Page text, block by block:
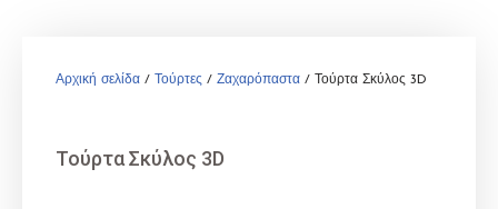
Αρχική σελίδα / Τούρτες / Ζαχαρόπαστα / Τούρτα Σκύλος 3D
Τούρτα Σκύλος 3D